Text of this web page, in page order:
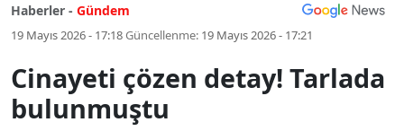
Haberler - Gündem
19 Mayıs 2026 - 17:18Güncellenme: 19 Mayıs 2026 - 17:21
Cinayeti çözen detay! Tarlada
bulunmuştu